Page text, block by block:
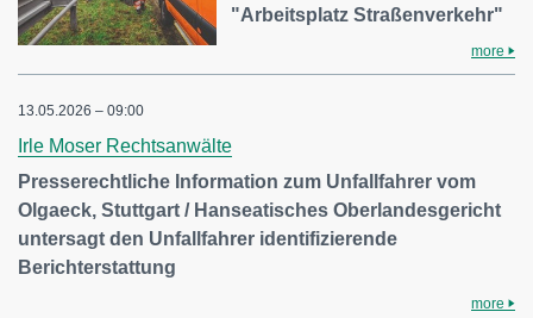
"Arbeitsplatz Straßenverkehr"
more
13.05.2026 – 09:00
Irle Moser Rechtsanwälte
Presserechtliche Information zum Unfallfahrer vom
Olgaeck, Stuttgart / Hanseatisches Oberlandesgericht
untersagt den Unfallfahrer identifizierende
Berichterstattung
more